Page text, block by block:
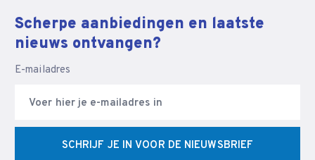
Scherpe aanbiedingen en laatste
nieuws ontvangen?
E-mailadres
SCHRIJF JE IN VOOR DE NIEUWSBRIEF